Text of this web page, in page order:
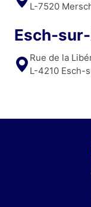
L-7520
Esch-
Rue de la
L-4210 Esch-